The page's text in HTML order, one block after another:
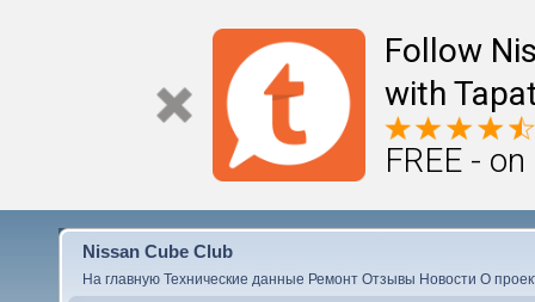
Follow
with
FREE -
Nissan Cube Club
На главную Технические данные Ремонт Отзывы Новости О